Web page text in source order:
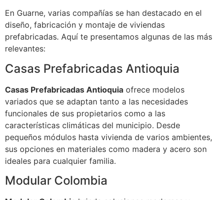
En Guarne, varias compañías se han destacado en el
diseño, fabricación y montaje de viviendas
prefabricadas. Aquí te presentamos algunas de las más
relevantes:
Casas Prefabricadas Antioquia
Casas Prefabricadas Antioquia ofrece modelos
variados que se adaptan tanto a las necesidades
funcionales de sus propietarios como a las
características climáticas del municipio. Desde
pequeños módulos hasta vivienda de varios ambientes,
sus opciones en materiales como madera y acero son
ideales para cualquier familia.
Modular Colombia